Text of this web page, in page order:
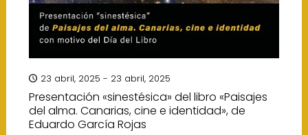
23 abril, 2025 - 23 abril, 2025
Presentación «sinestésica» del libro «Paisajes
del alma. Canarias, cine e identidad», de
Eduardo García Rojas